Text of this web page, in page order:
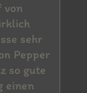
von
sehr
Pepper
so gute
einen